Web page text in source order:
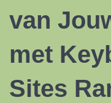
van
met
Sites